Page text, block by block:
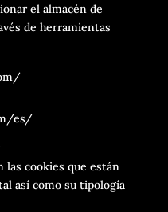
el almacén de
de herramientas
es/
cookies que están
así como su tipología